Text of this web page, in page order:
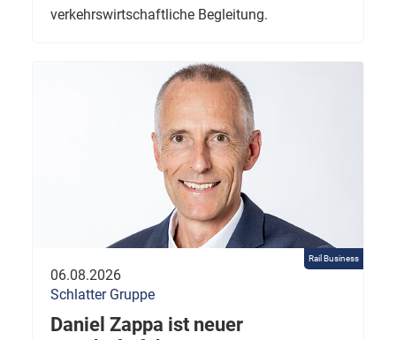
verkehrswirtschaftliche Begleitung.
Rail Business
06.08.2026
Schlatter Gruppe
Daniel Zappa ist neuer